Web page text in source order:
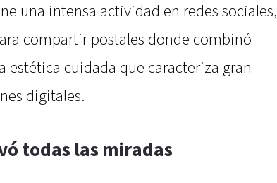
una intensa actividad en redes sociales,
compartir postales donde combinó
estética cuidada que caracteriza gran
digitales.
todas las miradas